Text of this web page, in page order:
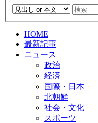
HOME
最新記事
ニュース
政治
経済
国際・日本
北朝鮮
社会・文化
スポーツ